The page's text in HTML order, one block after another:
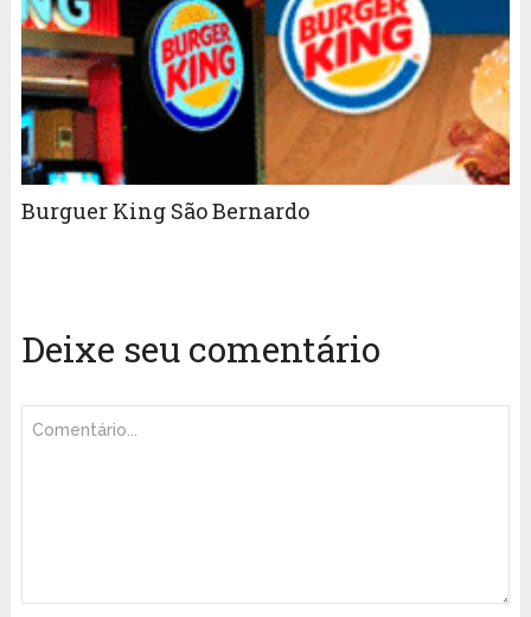
Burguer King São Bernardo
Deixe seu comentário